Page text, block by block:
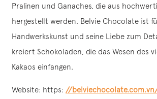
Pralinen und Ganaches, die aus
hergestellt werden. Belvie Chocolate ist
Handwerkskunst und seine Liebe zum
kreiert Schokoladen, die das Wesen des
Kakaos einfangen.
Website: https: //